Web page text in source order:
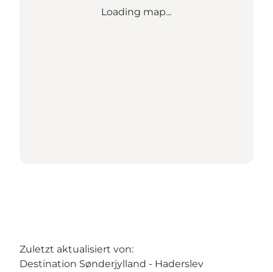
Loading map...
Zuletzt aktualisiert von:
Destination Sønderjylland - Haderslev